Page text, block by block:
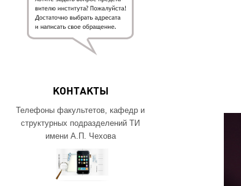
КОНТАКТЫ
Телефоны факультетов, кафедр и
структурных подразделений ТИ
имени А.П. Чехова